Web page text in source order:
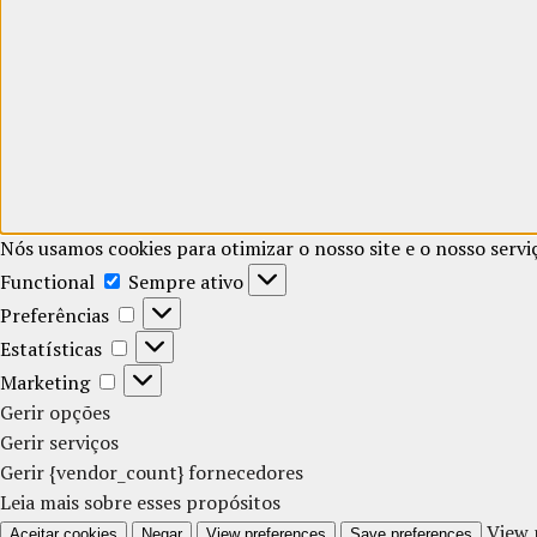
Nós usamos cookies para otimizar o nosso site e o nosso
Functional
Functional
Sempre ativo
Preferências
Preferências
Estatísticas
Estatísticas
Marketing
Marketing
Gerir opções
Gerir serviços
Gerir {vendor_count} fornecedores
Leia mais sobre esses propósitos